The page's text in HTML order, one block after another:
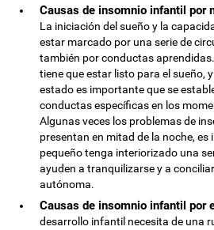
Causas de insomnio infantil por
La iniciación del sueño y la
estar marcado por una serie de
también por conductas
tiene que estar listo para el sueño,
estado es importante que se
conductas específicas en los
Algunas veces los problemas de
presentan en mitad de la noche, es
pequeño tenga interiorizado una
ayuden a tranquilizarse y a
autónoma.
Causas de insomnio infantil por
desarrollo infantil necesita de una